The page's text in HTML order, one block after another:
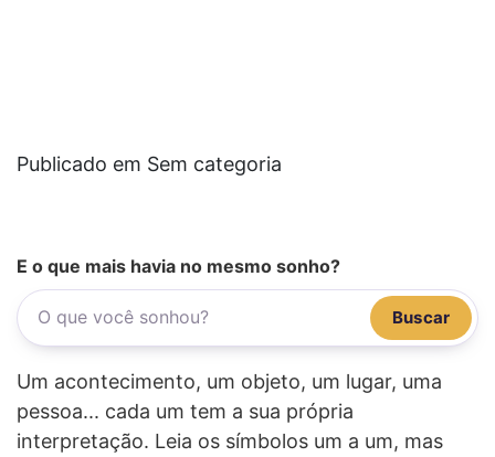
Publicado em Sem categoria
E o que mais havia no mesmo sonho?
Buscar
Um acontecimento, um objeto, um lugar, uma
pessoa... cada um tem a sua própria
interpretação. Leia os símbolos um a um, mas